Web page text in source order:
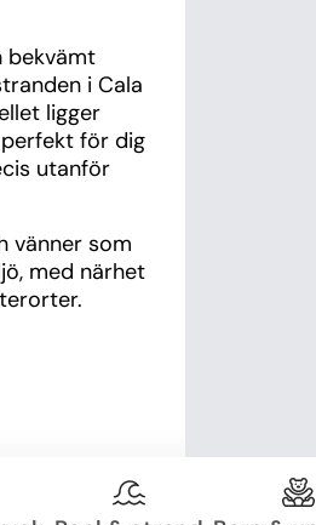
bekvämt
i Cala
ligger
för dig
utanför
vänner som
med närhet